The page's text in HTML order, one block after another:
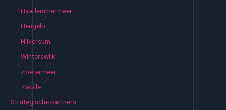
Haarlemmermeer
Hengelo
Hilversum
Winterswijk
Zoetermeer
Zwolle
Strategische partners